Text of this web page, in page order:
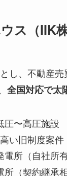
ス（IIK
し、不動産
全国対応で太
圧〜高圧施設
い旧制度案件
所（自社所有
（契約継承相